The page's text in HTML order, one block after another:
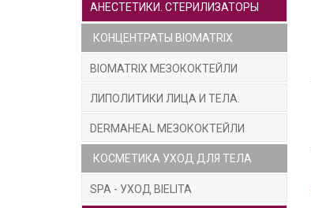
АНЕСТЕТИКИ. СТЕРИЛИЗАТОРЫ
КОНЦЕНТРАТЫ BIOMATRIX
BIOMATRIX МЕЗОКОКТЕЙЛИ
ЛИПОЛИТИКИ ЛИЦА И ТЕЛА.
DERMAHEAL МЕЗОКОКТЕЙЛИ
КОСМЕТИКА УХОД ДЛЯ ТЕЛА
SPA - УХОД BIELITA